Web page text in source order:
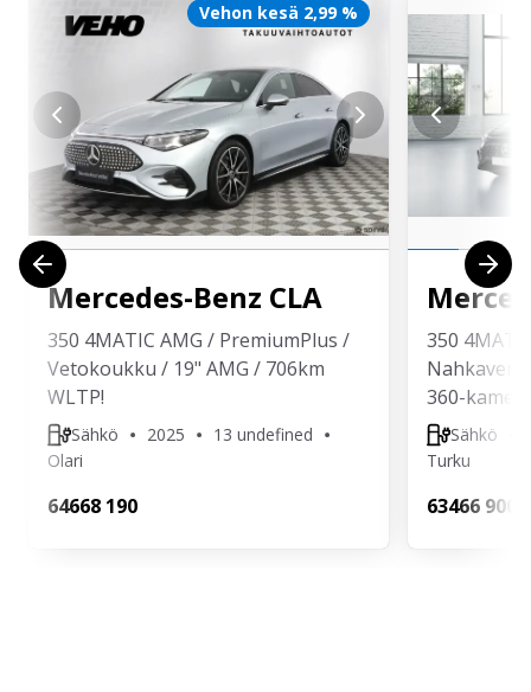
Vehon kesä 2,99 %
Mercedes-Benz CLA
350 4MATIC AMG / PremiumPlus /
Vetokoukku / 19" AMG / 706km
WLTP!
Sähkö 2025
13 undefined
Olari
64668 190
350
360-
Sähkö
Turku
63466 900